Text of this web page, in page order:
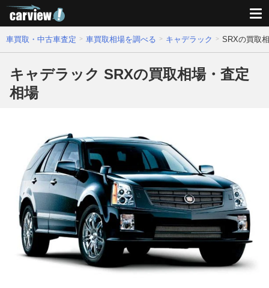
車買取・中古車査定 車買取相場を調べる キャデラック SRXの買取
キャデラック SRXの買取相場・査定
相場